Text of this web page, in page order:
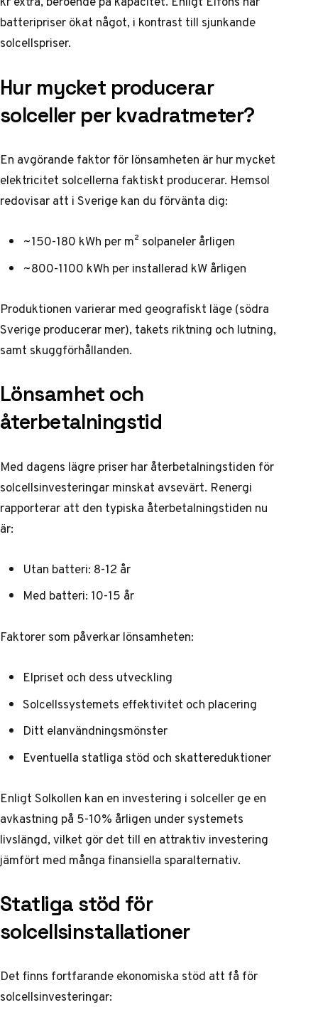
batteripriser ökat något, i kontrast till sjunkande
solcellspriser.
Hur mycket producerar
solceller per kvadratmeter?
En avgörande faktor för lönsamheten är hur mycket
elektricitet solcellerna faktiskt producerar. Hemsol
redovisaratt i Sverige kan du förvänta dig:
~150-180 kWh per m² solpaneler årligen
~800-1100 kWh per installerad kW årligen
Produktionen varierar med geografiskt läge (södra
Sverige producerar mer), takets riktning och lutning,
samt skuggförhållanden.
Lönsamhet och
återbetalningstid
Med dagens lägre priser har återbetalningstiden för
solcellsinvesteringar minskat avsevärt. Renergi
rapporterar att den typiska återbetalningstiden nu
är:
Utan batteri: 8-12 år
Med batteri: 10-15 år
Faktorer som påverkar lönsamheten:
Elpriset och dess utveckling
Solcellssystemets effektivitet och placering
Ditt elanvändningsmönster
Eventuella statliga stöd och skattereduktioner
Enligt Solkollen kan en investering i solceller ge en
avkastning på 5-10% årligen under systemets
livslängd, vilket gör det till en attraktiv investering
jämfört med många finansiella sparalternativ.
Statliga stöd för
solcellsinstallationer
Det finns fortfarande ekonomiska stöd att få för
solcellsinvesteringar: